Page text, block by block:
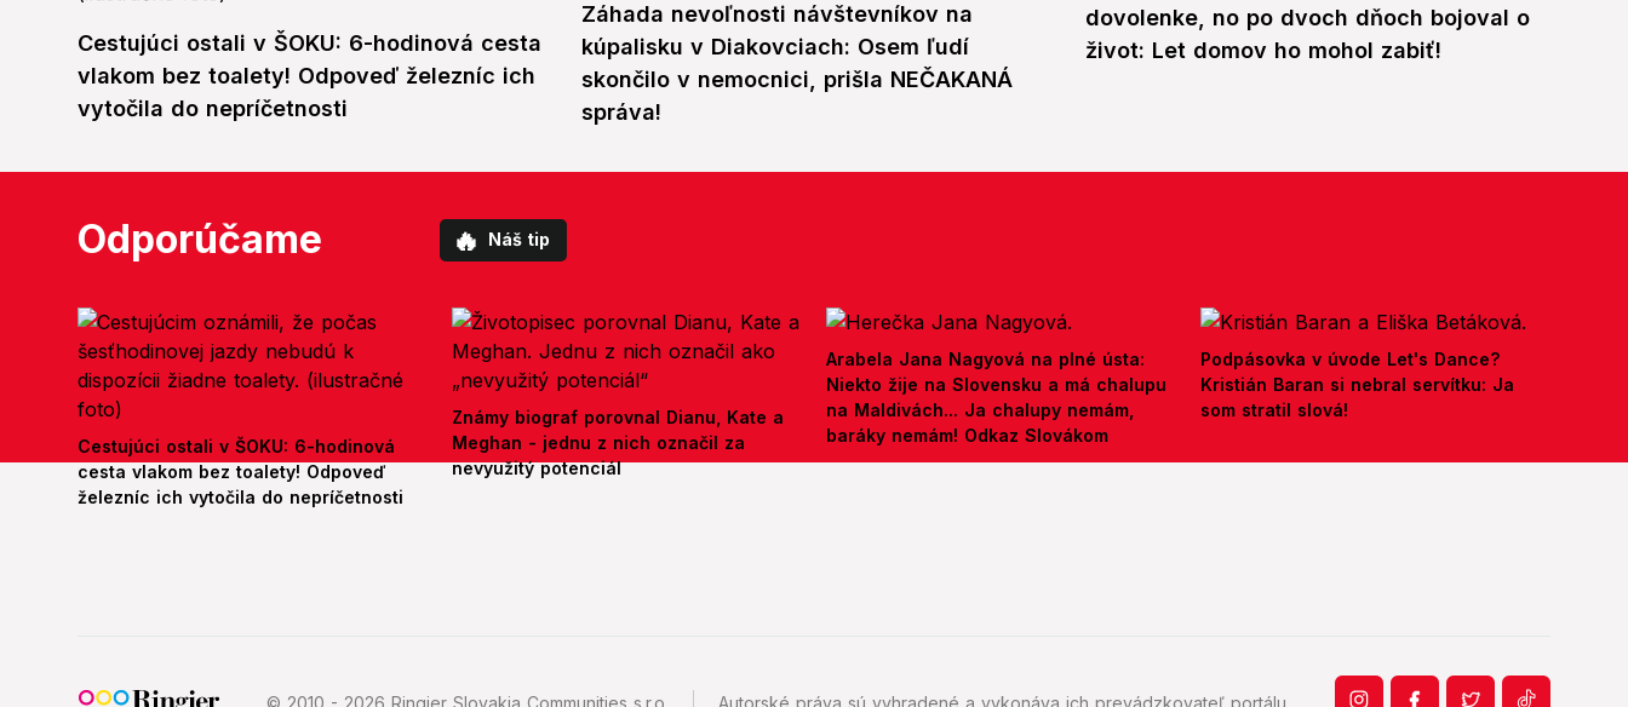
Cestujúci ostali v ŠOKU: 6-hodinová cesta
vlakom bez toalety! Odpoveď železníc ich
vytočila do nepríčetnosti
Záhada nevoľnosti návštevníkov na
kúpalisku v Diakovciach: Osem ľudí
skončilo v nemocnici, prišla NEČAKANÁ
správa!
dovolenke, no po dvoch dňoch bojoval o
život: Let domov ho mohol zabiť!
Odporúčame 🔥 Náš tip
Cestujúci ostali v ŠOKU: 6-hodinová
cesta vlakom bez toalety! Odpoveď
železníc ich vytočila do nepríčetnosti
Známy biograf porovnal Dianu, Kate a
Meghan - jednu z nich označil za
nevyužitý potenciál
Arabela Jana Nagyová na plné ústa:
Niekto žije na Slovensku a má chalupu
na Maldivách... Ja chalupy nemám,
baráky nemám! Odkaz Slovákom
Podpásovka v úvode Let's Dance?
Kristián Baran si nebral servítku: Ja
som stratil slová!